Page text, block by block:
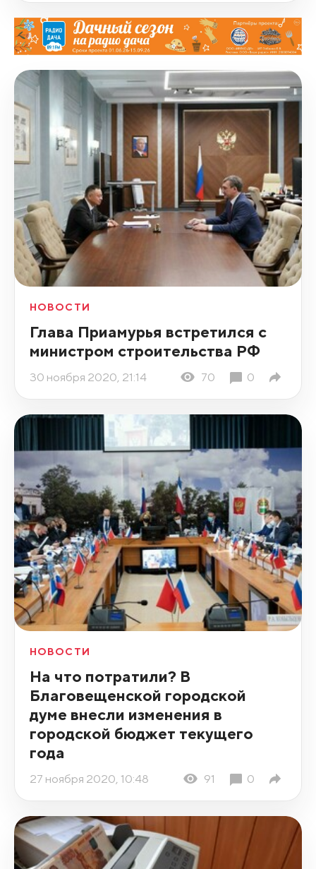
НОВОСТИ
Глава Приамурья встретился с
министром строительства РФ
30 ноября 2020, 21:14 70 0
НОВОСТИ
На что потратили? В
Благовещенской городской
думе внесли изменения в
городской бюджет текущего
года
27 ноября 2020, 10:48 91 0